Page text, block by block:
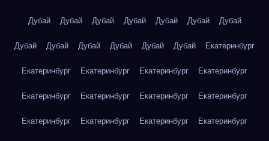
Дубай Дубай Дубай Дубай Дубай Дубай Дубай
Дубай Дубай Дубай Дубай Дубай Дубай Екатеринбург
Екатеринбург Екатеринбург Екатеринбург Екатеринбург
Екатеринбург Екатеринбург Екатеринбург Екатеринбург
Екатеринбург Екатеринбург Екатеринбург Екатеринбург